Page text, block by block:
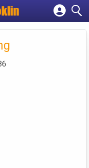
empresa